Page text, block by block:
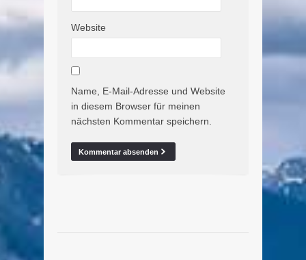
Website
Name, E-Mail-Adresse und Website
in diesem Browser für meinen
nächsten Kommentar speichern.